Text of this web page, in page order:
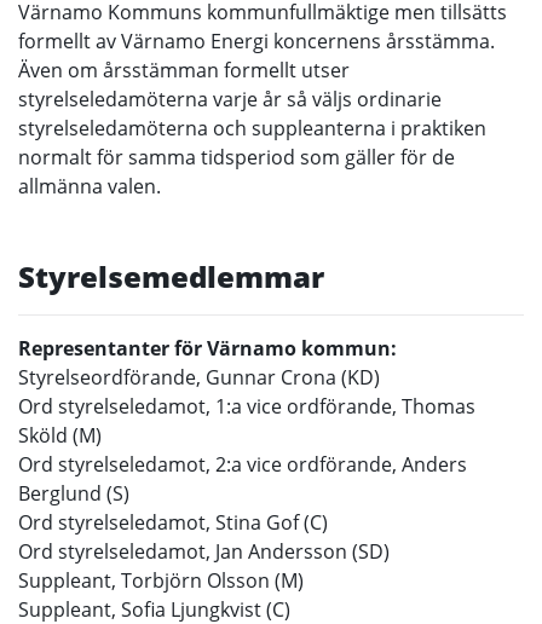
Värnamo Kommuns kommunfullmäktige men tillsätts
formellt av Värnamo Energi koncernens årsstämma.
Även om årsstämman formellt utser
styrelseledamöterna varje år så väljs ordinarie
styrelseledamöterna och suppleanterna i praktiken
normalt för samma tidsperiod som gäller för de
allmänna valen.
Styrelsemedlemmar
Representanter för Värnamo kommun:
Styrelseordförande, Gunnar Crona (KD)
Ord styrelseledamot, 1:a vice ordförande, Thomas
Sköld (M)
Ord styrelseledamot, 2:a vice ordförande, Anders
Berglund (S)
Ord styrelseledamot, Stina Gof (C)
Ord styrelseledamot, Jan Andersson (SD)
Suppleant, Torbjörn Olsson (M)
Suppleant, Sofia Ljungkvist (C)